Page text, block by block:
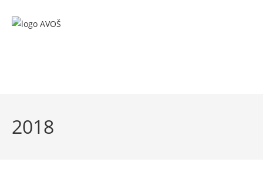
2018